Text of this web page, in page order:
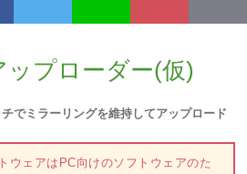
ップローダー(仮)
チでミラーリングを維持してアップロード
ウェアはPC向けのソフトウェアのた